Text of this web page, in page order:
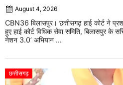
August 4, 2026
CBN36 बिलासपुर। छत्तीसगढ़ हाई कोर्ट ने
हुए हाई कोर्ट विधिक सेवा समिति, बिलासपुर के
नेशन 3.0’ अभियान ...
छत्तीसगढ़